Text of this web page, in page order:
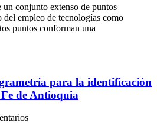
un conjunto extenso de puntos
del empleo de tecnologías como
puntos conforman una
para la identificación
de Antioquia